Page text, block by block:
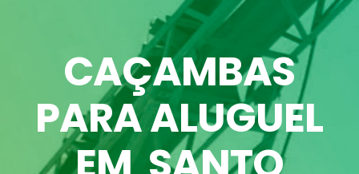
CAÇAMBAS
PARA ALUGUEL